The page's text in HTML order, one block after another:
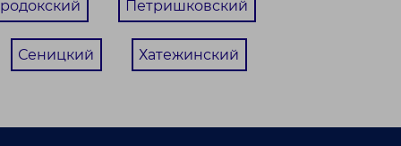
Петришковский
Сеницкий Хатежинский